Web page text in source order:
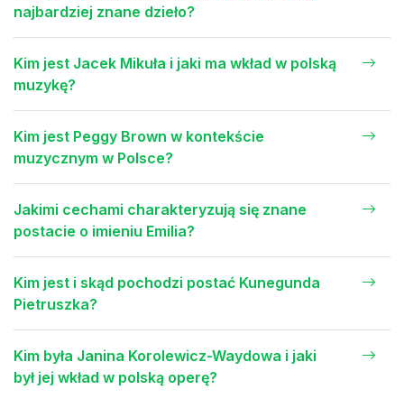
najbardziej znane dzieło?
Kim jest Jacek Mikuła i jaki ma wkład w polską
muzykę?
Kim jest Peggy Brown w kontekście
muzycznym w Polsce?
Jakimi cechami charakteryzują się znane
postacie o imieniu Emilia?
Kim jest i skąd pochodzi postać Kunegunda
Pietruszka?
Kim była Janina Korolewicz-Waydowa i jaki
był jej wkład w polską operę?